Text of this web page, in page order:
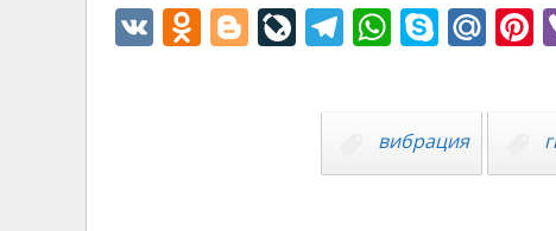
V O Bl Li
eJ
T
gr
a
W
s
A
S
p
e
M
l.
u
e
вибрация